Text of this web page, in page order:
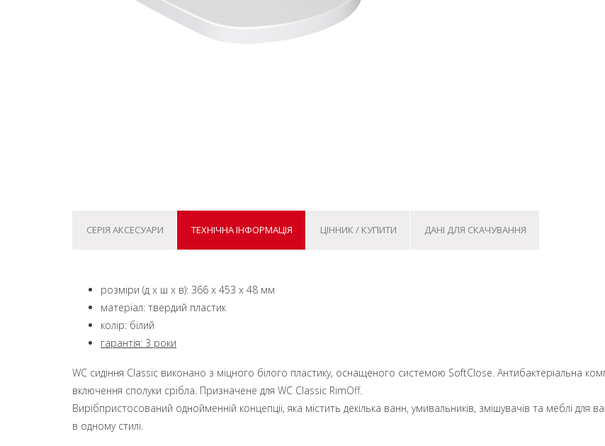
СЕРІЯ АКСЕСУАРИ ТЕХНІЧНА ІНФОРМАЦІЯ ЦІННИК / КУПИТИ ДАНІ ДЛЯ СКАЧУВАННЯ
розміри (д x ш x в): 366 x 453 x 48 мм
матеріал: твердий пластик
колір: білий
гарантія: 3 роки
WC сидіння Classic виконано з міцного білого пластику, оснащеного системою SoftClose. Антибактеріальна
включення сполуки срібла. Призначене для WC Classic RimOff.
Вирібпристосований однойменній концепції, яка містить декілька ванн, умивальників, змішувачів та меблі для
в одному стилі.